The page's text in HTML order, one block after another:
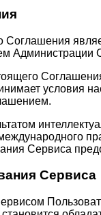
Администрации
условия
Сервиса
Сервиса